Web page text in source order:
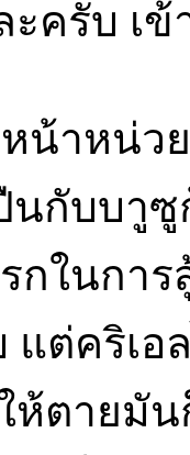
ครับ เข้
น้าหน่ว
กับบาูซู
กในกา
แต่คริเอ
ห้ตายมั